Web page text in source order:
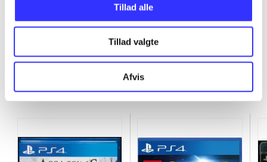
Tillad alle
Tillad valgte
Afvis
More like this